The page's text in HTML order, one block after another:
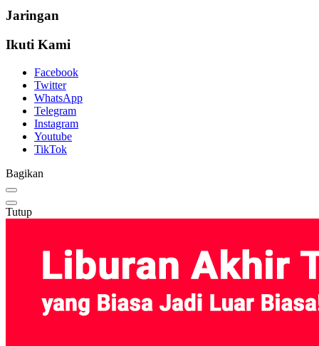
Jaringan
Ikuti Kami
Facebook
Twitter
WhatsApp
Telegram
Instagram
Youtube
TikTok
Bagikan
Tutup